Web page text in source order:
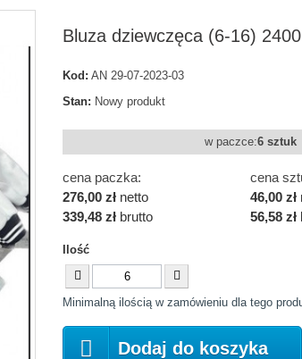
Bluza dziewczęca (6-16) 2400
Kod: AN 29-07-2023-03
Stan: Nowy produkt
w paczce:6 sztuk
cena paczka:
276,00 zł netto
339,48 zł brutto
cena
46,00 zł
56,58 zł
Ilość
Minimalną ilością w zamówieniu dla tego
Dodaj do koszyka